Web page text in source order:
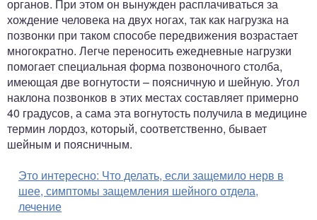
органов. При этом он вынужден расплачиваться за
хождение человека на двух ногах, так как нагрузка на
позвонки при таком способе передвижения возрастает
многократно. Легче переносить ежедневные нагрузки
помогает специальная форма позвоночного столба,
имеющая две вогнутости – поясничную и шейную. Угол
наклона позвонков в этих местах составляет примерно
40 градусов, а сама эта вогнутость получила в медицине
термин лордоз, который, соответственно, бывает
шейным и поясничным.
Это интересно: Что делать, если защемило нерв в
шее, симптомы защемления шейного отдела,
лечение